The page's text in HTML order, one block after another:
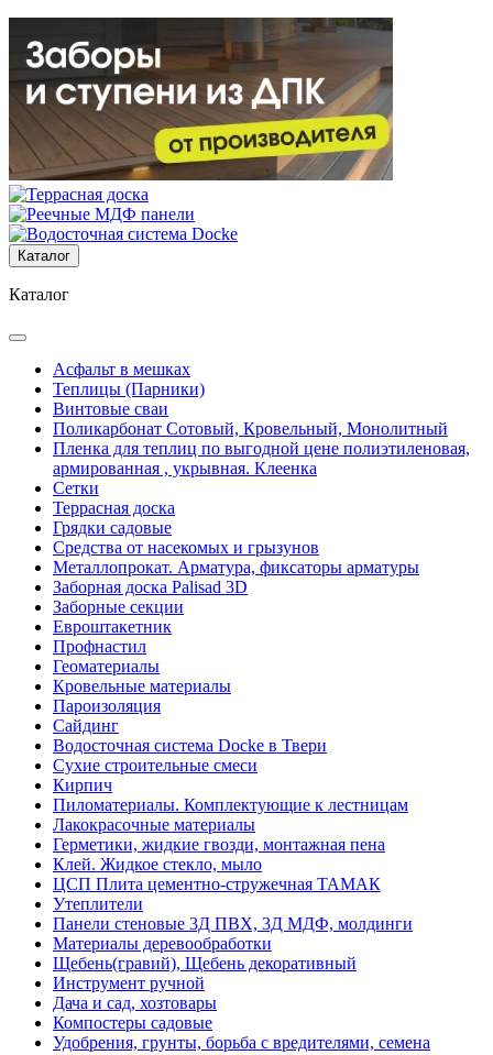
Каталог
Каталог
Асфальт в мешках
Теплицы (Парники)
Винтовые сваи
Поликарбонат Сотовый, Кровельный, Монолитный
Пленка для теплиц по выгодной цене полиэтиленовая,
армированная , укрывная. Клеенка
Сетки
Террасная доска
Грядки садовые
Средства от насекомых и грызунов
Металлопрокат. Арматура, фиксаторы арматуры
Заборная доска Palisad 3D
Заборные секции
Евроштакетник
Профнастил
Геоматериалы
Кровельные материалы
Пароизоляция
Сайдинг
Водосточная система Docke в Твери
Сухие строительные смеси
Кирпич
Пиломатериалы. Комплектующие к лестницам
Лакокрасочные материалы
Герметики, жидкие гвозди, монтажная пена
Клей. Жидкое стекло, мыло
ЦСП Плита цементно-стружечная ТАМАК
Утеплители
Панели стеновые 3Д ПВХ, 3Д МДФ, молдинги
Материалы деревообработки
Щебень(гравий), Щебень декоративный
Инструмент ручной
Дача и сад, хозтовары
Компостеры садовые
Удобрения, грунты, борьба с вредителями, семена